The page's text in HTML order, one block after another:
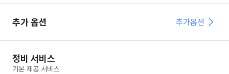
추가 옵션 추가옵션
정비 서비스
기본 제공 서비스